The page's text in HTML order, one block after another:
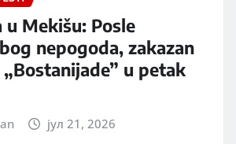
u Mekišu: Posle
nepogoda, zakazan
u petak
јул 21, 2026